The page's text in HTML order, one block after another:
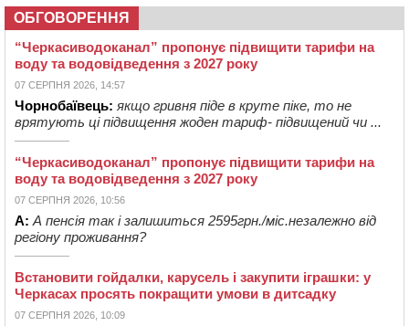
ОБГОВОРЕННЯ
“Черкасиводоканал” пропонує підвищити тарифи на
воду та водовідведення з 2027 року
07 СЕРПНЯ 2026, 14:57
Чорнобаївець: якщо гривня піде в круте піке, то не
врятують ці підвищення жоден тариф- підвищений чи ...
“Черкасиводоканал” пропонує підвищити тарифи на
воду та водовідведення з 2027 року
07 СЕРПНЯ 2026, 10:56
А: А пенсія так і залишиться 2595грн./міс.незалежно від
регіону проживання?
Встановити гойдалки, карусель і закупити іграшки: у
Черкасах просять покращити умови в дитсадку
07 СЕРПНЯ 2026, 10:09